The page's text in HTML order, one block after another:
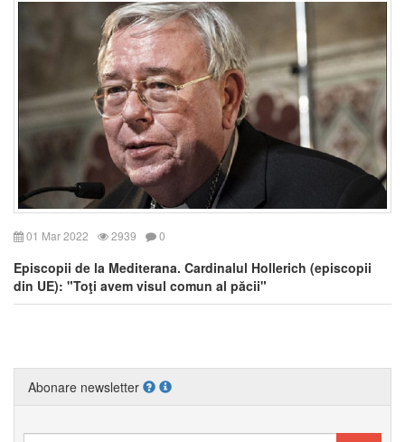
01 Mar 2022 2939 0
Episcopii de la Mediterana. Cardinalul Hollerich (episcopii
din UE): "Toţi avem visul comun al păcii"
Abonare newsletter